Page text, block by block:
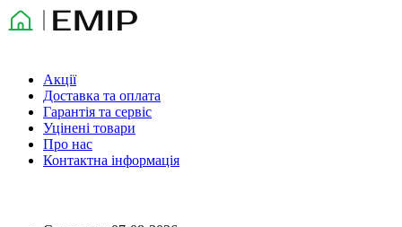
Акції
Доставка та оплата
Гарантія та сервіс
Уцінені товари
Про нас
Контактна інформація